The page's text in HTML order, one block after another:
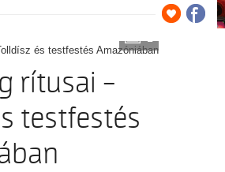
2
rítusai –
testfestés